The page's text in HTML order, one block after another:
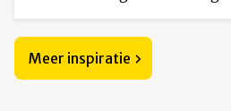
Meer inspiratie